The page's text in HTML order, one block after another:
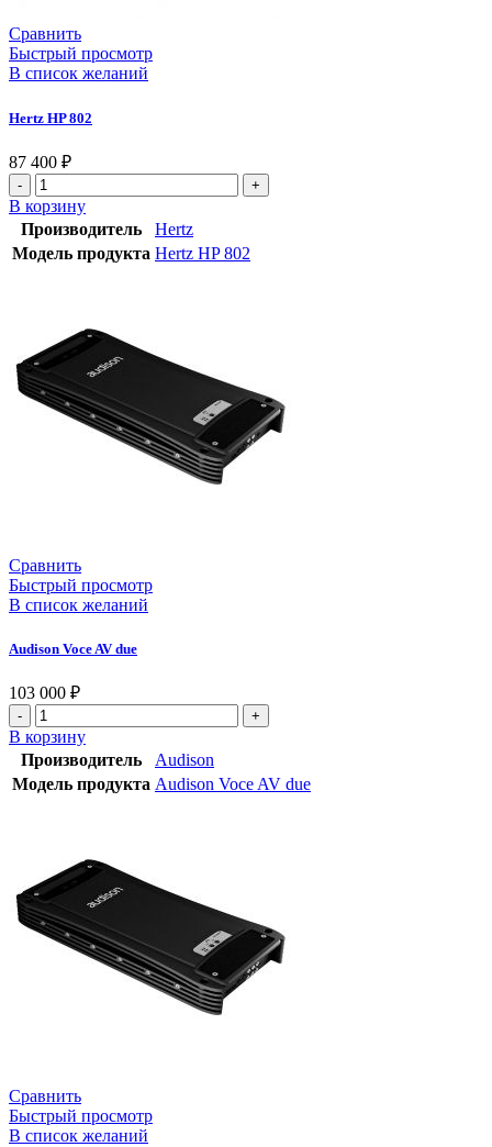
Сравнить
Быстрый просмотр
В список желаний
Hertz HP 802
87 400 ₽
В корзину
Производитель
Hertz
Модель продукта Hertz HP 802
Сравнить
Быстрый просмотр
В список желаний
Audison Voce AV due
103 000 ₽
В корзину
Производитель
Audison
Модель продукта Audison Voce AV due
Сравнить
Быстрый просмотр
В список желаний